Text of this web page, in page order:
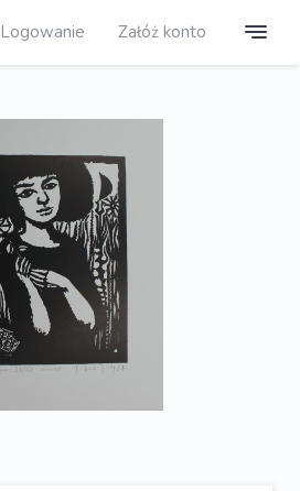
Logowanie Załóż konto